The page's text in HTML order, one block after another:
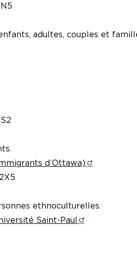
adultes, couples et
d’Ottawa)
ethnoculturelles.
Saint-Paul